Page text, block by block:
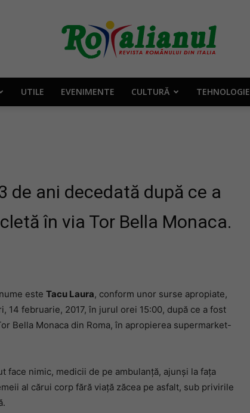
Rotalianul
UTILE EVENIMENTE CULTURĂ TEHNOLOGIE
de ani decedată după ce a
în via Tor Bella Monaca.
este Tacu Laura, conform unor surse apropiate,
14 februarie, 2017, în jurul orei 15:00, după ce a fost
Bella Monaca din Roma, în apropierea supermarket-
face nimic, medicii de pe ambulanță, ajunși la fața
al cărui corp fără viață zăcea pe asfalt, sub privirile